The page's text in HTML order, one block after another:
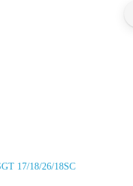
17/18/26/18SC